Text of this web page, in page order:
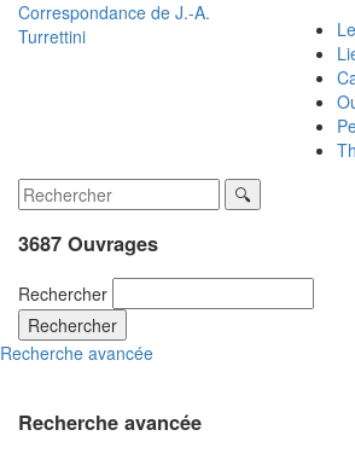
Correspondance de J.-A.
Turrettini
3687 Ouvrages
Rechercher
Rechercher
Recherche avancée
Recherche avancée